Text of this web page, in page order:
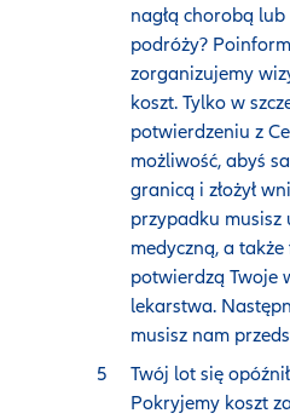
nagłą chorobą
podróży?
zorganizujemy
koszt. Tylko w
potwierdzeniu z
możliwość, abyś
granicą i złożył
przypadku musisz
medyczną, a
potwierdzą Twoje
lekarstwa.
musisz nam
Twój lot się
Pokryjemy koszt